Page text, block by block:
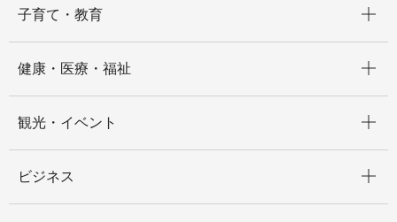
子育て・教育
健康・医療・福祉
観光・イベント
ビジネス